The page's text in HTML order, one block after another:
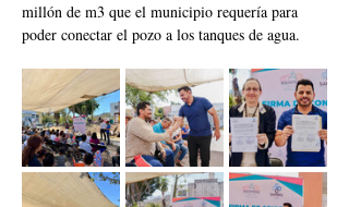
millón de m3 que el municipio requería para
poder conectar el pozo a los tanques de agua.